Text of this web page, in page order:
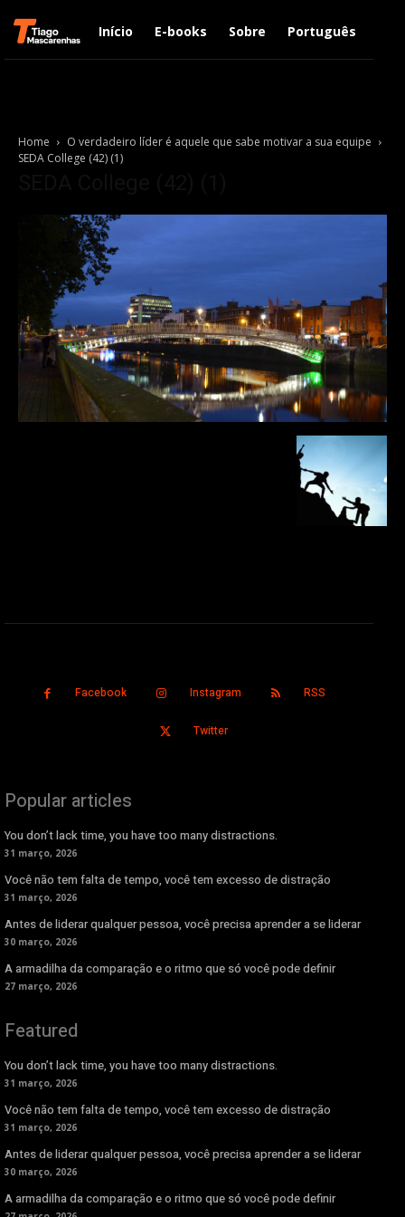
Início E-books Sobre Português
Home
O verdadeiro líder é aquele que sabe motivar a sua equipe
SEDA College (42) (1)
Facebook Instagram RSS
Twitter
Popular articles
You don’t lack time, you have too many distractions.
31 março, 2026
Você não tem falta de tempo, você tem excesso de distração
31 março, 2026
Antes de liderar qualquer pessoa, você precisa aprender a se liderar
30 março, 2026
A armadilha da comparação e o ritmo que só você pode definir
27 março, 2026
Featured
You don’t lack time, you have too many distractions.
31 março, 2026
Você não tem falta de tempo, você tem excesso de distração
31 março, 2026
Antes de liderar qualquer pessoa, você precisa aprender a se liderar
30 março, 2026
A armadilha da comparação e o ritmo que só você pode definir